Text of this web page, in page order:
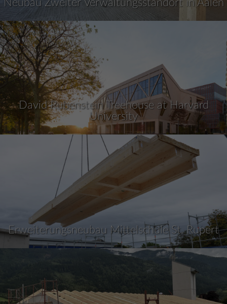
Neubau Zweiter Verwaltungsstandort in Aalen
David Rubenstein Treehouse at Harvard
University
Erweiterungsneubau Mittelschule St. Rupert